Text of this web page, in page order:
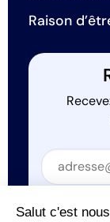
Raison
Section
Section
Salut c'est